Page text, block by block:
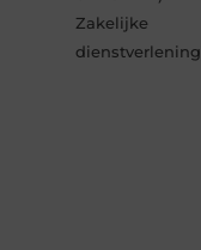
Zakelijke
dienstverlening